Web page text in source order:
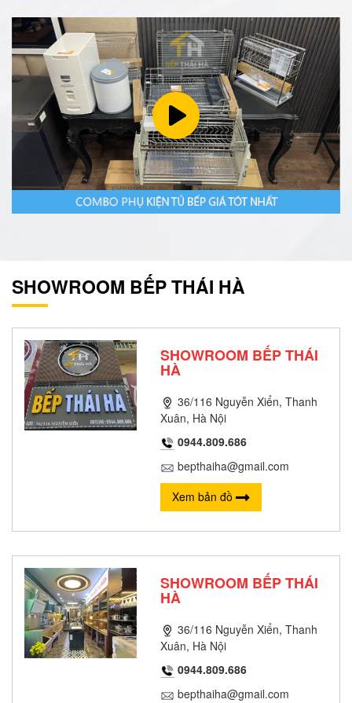
SHOWROOM BẾP THÁI HÀ
SHOWROOM BẾP THÁI
HÀ
36/116 Nguyễn Xiển, Thanh
Xuân, Hà Nội
0944.809.686
bepthaiha@gmail.com
Xem bản đồ
SHOWROOM BẾP THÁI
HÀ
36/116 Nguyễn Xiển, Thanh
Xuân, Hà Nội
0944.809.686
bepthaiha@gmail.com